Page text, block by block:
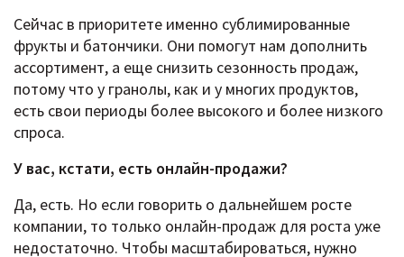
Сейчас в приоритете именно сублимированные
фрукты и батончики. Они помогут нам дополнить
ассортимент, а еще снизить сезонность продаж,
потому что у гранолы, как и у многих продуктов,
есть свои периоды более высокого и более низкого
спроса.
У вас, кстати, есть онлайн-продажи?
Да, есть. Но если говорить о дальнейшем росте
компании, то только онлайн-продаж для роста уже
недостаточно. Чтобы масштабироваться, нужно